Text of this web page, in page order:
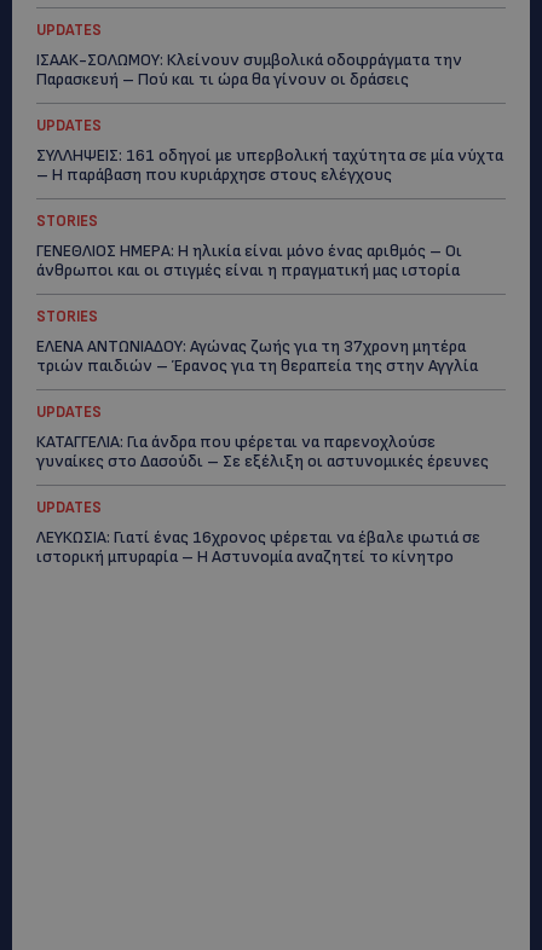
UPDATES
ΙΣΑΑΚ-ΣΟΛΩΜΟΥ: Κλείνουν συμβολικά οδοφράγματα την
Παρασκευή – Πού και τι ώρα θα γίνουν οι δράσεις
UPDATES
ΣΥΛΛΗΨΕΙΣ: 161 οδηγοί με υπερβολική ταχύτητα σε μία νύχτα
– Η παράβαση που κυριάρχησε στους ελέγχους
STORIES
ΓΕΝΕΘΛΙΟΣ ΗΜΕΡΑ: Η ηλικία είναι μόνο ένας αριθμός – Οι
άνθρωποι και οι στιγμές είναι η πραγματική μας ιστορία
STORIES
ΕΛΕΝΑ ΑΝΤΩΝΙΑΔΟΥ: Αγώνας ζωής για τη 37χρονη μητέρα
τριών παιδιών – Έρανος για τη θεραπεία της στην Αγγλία
UPDATES
ΚΑΤΑΓΓΕΛΙΑ: Για άνδρα που φέρεται να παρενοχλούσε
γυναίκες στο Δασούδι – Σε εξέλιξη οι αστυνομικές έρευνες
UPDATES
ΛΕΥΚΩΣΙΑ: Γιατί ένας 16χρονος φέρεται να έβαλε φωτιά σε
ιστορική μπυραρία – Η Αστυνομία αναζητεί το κίνητρο